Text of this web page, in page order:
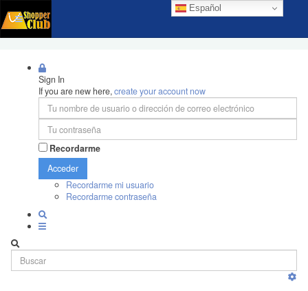
Español
Sign In
If you are new here,create your account now
Recordarme
Acceder
Recordarme mi usuario
Recordarme contraseña